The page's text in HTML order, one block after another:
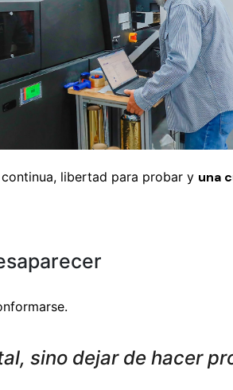
libertad para probar y una
sino dejar de hacer